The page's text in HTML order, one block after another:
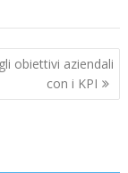
obiettivi aziendali
con i KPI